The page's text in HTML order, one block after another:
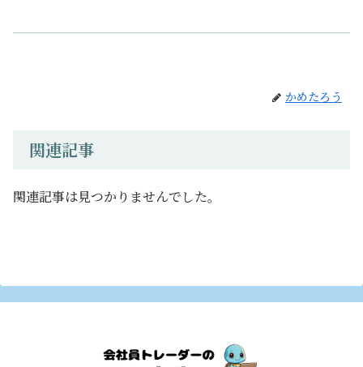
かめたろう
関連記事
関連記事は見つかりませんでした。